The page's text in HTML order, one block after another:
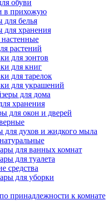
обуви
в прихожую
для белья
для хранения
растений
для зонтов
для книг
для тарелок
для украшений
для дома
хранения
для окон и дверей
для духов и жидкого мыла
для ванных комнат
для туалета
средства
для уборки
принадлежности к комнате